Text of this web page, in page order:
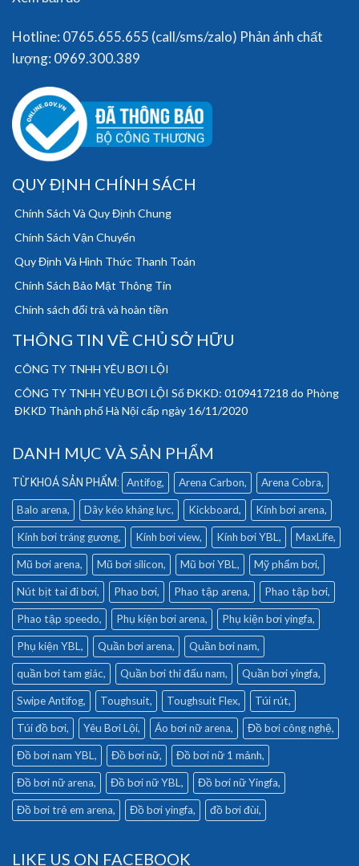
Hotline: 0765.655.655 (call/sms/zalo) Phản ánh chất
lượng: 0969.300.389
QUY ĐỊNH CHÍNH SÁCH
Chính Sách Và Quy Định Chung
Chính Sách Vận Chuyển
Quy Định Và Hình Thức Thanh Toán
Chính Sách Bảo Mật Thông Tin
Chính sách đổi trả và hoàn tiền
THÔNG TIN VỀ CHỦ SỞ HỮU
CÔNG TY TNHH YÊU BƠI LỘI
CÔNG TY TNHH YÊU BƠI LỘI Số ĐKKD: 0109417218 do Phòng
ĐKKD Thành phố Hà Nội cấp ngày 16/11/2020
DANH MỤC VÀ SẢN PHẨM
Antifog Arena Carbon Arena Cobra
Balo arena Dây kéo kháng lực Kickboard Kính bơi arena
Kính bơi tráng gương Kính bơi view Kính bơi YBL MaxLife
Mũ bơi arena Mũ bơi silicon Mũ bơi YBL Mỹ phẩm bơi
Nút bịt tai đi bơi Phao bơi Phao tập arena Phao tập bơi
Phao tập speedo Phụ kiện bơi arena Phụ kiện bơi yingfa
Phụ kiện YBL Quần bơi arena Quần bơi nam
quần bơi tam giác Quần bơi thi đấu nam Quần bơi yingfa
Swipe Antifog Toughsuit Toughsuit Flex Túi rút
Túi đồ bơi Yêu Bơi Lội Áo bơi nữ arena Đồ bơi công nghệ
Đồ bơi nam YBL Đồ bơi nữ Đồ bơi nữ 1 mảnh
Đồ bơi nữ arena Đồ bơi nữ YBL Đồ bơi nữ Yingfa
Đồ bơi trẻ em arena Đồ bơi yingfa đồ bơi đùi
LIKE US ON FACEBOOK